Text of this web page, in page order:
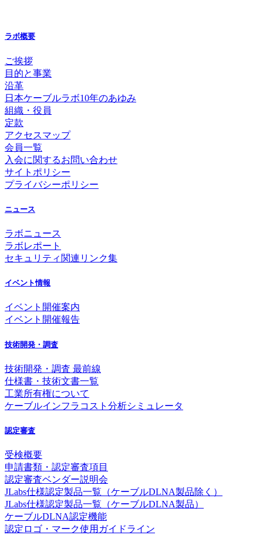
ラボ概要
ご挨拶
目的と事業
沿革
日本ケーブルラボ10年のあゆみ
組織・役員
定款
アクセスマップ
会員一覧
入会に関するお問い合わせ
サイトポリシー
プライバシーポリシー
ニュース
ラボニュース
ラボレポート
セキュリティ関連リンク集
イベント情報
イベント開催案内
イベント開催報告
技術開発・調査
技術開発・調査 最前線
仕様書・技術文書一覧
工業所有権について
ケーブルインフラコスト分析シミュレータ
認定審査
受検概要
申請書類・認定審査項目
認定審査ベンダー説明会
JLabs仕様認定製品一覧（ケーブルDLNA製品除く）
JLabs仕様認定製品一覧（ケーブルDLNA製品）
ケーブルDLNA認定機能
認定ロゴ・マーク使用ガイドライン